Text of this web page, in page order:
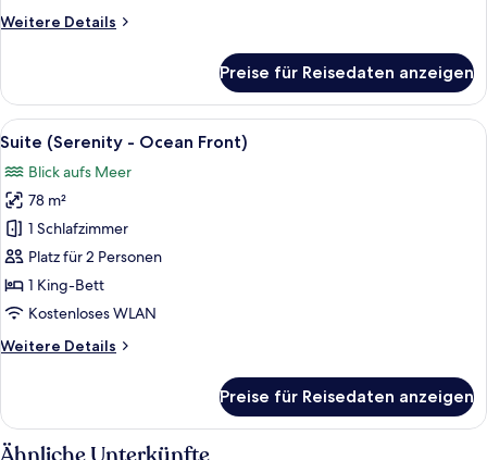
Weitere Details
Weitere
2 Doppelbetten,
Meerblick
(Serenity)
Preise für Reisedaten anzeigen
Alle
Fotos
für
Suite
(Serenity
-
Ocean
Front)
Ein Hotelzimmer mit einem großen
11
Suite (Serenity - Ocean Front)
Blick aufs Meer
78 m²
1 Schlafzimmer
Platz für 2 Personen
1 King-Bett
Kostenloses WLAN
Weitere Details
Weitere
(Serenity
-
Preise für Reisedaten anzeigen